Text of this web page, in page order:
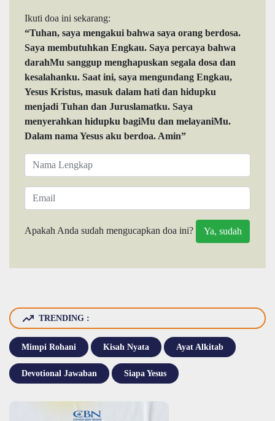
Ikuti doa ini sekarang:
“Tuhan, saya mengakui bahwa saya orang berdosa.
Saya membutuhkan Engkau. Saya percaya bahwa
darahMu sanggup menghapuskan segala dosa dan
kesalahanku. Saat ini, saya mengundang Engkau,
Yesus Kristus, masuk dalam hati dan hidupku
menjadi Tuhan dan Juruslamatku. Saya
menyerahkan hidupku bagiMu dan melayaniMu.
Dalam nama Yesus aku berdoa. Amin”
Apakah Anda sudah mengucapkan doa ini?
TRENDING :
Mimpi Rohani Kisah Nyata Ayat Alkitab
Devotional Jawaban Siapa Yesus